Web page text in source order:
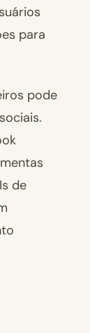
para
pode
de